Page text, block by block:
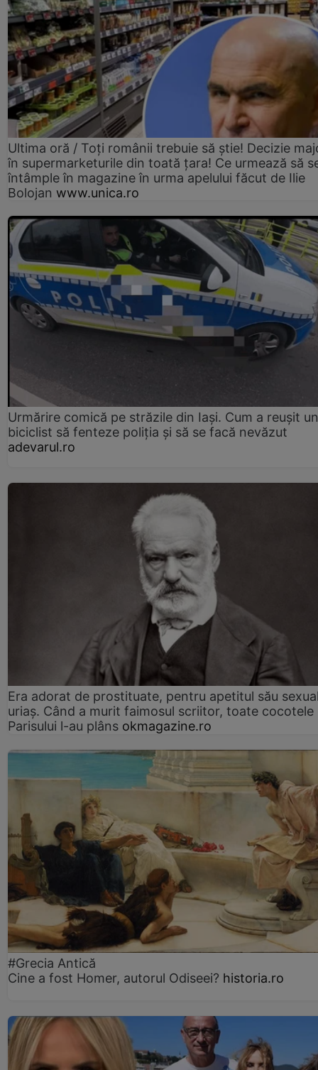
Ultima oră / Toți românii trebuie să știe! Decizie
în supermarketurile din toată țara! Ce urmează să
întâmple în magazine în urma apelului făcut de Ilie
Bolojan www.unica.ro
Urmărire comică pe străzile din Iași. Cum a reușit un
biciclist să fenteze poliția și să se facă nevăzut
adevarul.ro
Era adorat de prostituate, pentru apetitul său
uriaș. Când a murit faimosul scriitor, toate cocotele
Parisului l-au plâns okmagazine.ro
#Grecia Antică
Cine a fost Homer, autorul Odiseei? historia.ro